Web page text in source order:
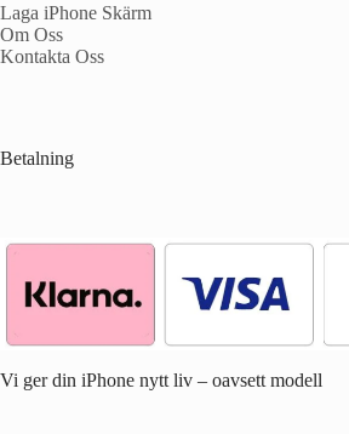
Laga iPhone Skärm
Om Oss
Kontakta Oss
Betalning
Vi ger din iPhone nytt liv – oavsett modell